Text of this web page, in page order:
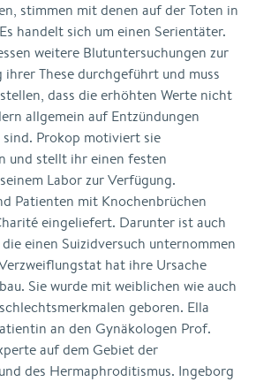
stimmen mit denen auf der Toten in
handelt sich um einen Serientäter.
weitere Blutuntersuchungen zur
ihrer These durchgeführt und muss
dass die erhöhten Werte nicht
allgemein auf Entzündungen
sind. Prokop motiviert sie
und stellt ihr einen festen
Labor zur Verfügung.
Patienten mit Knochenbrüchen
eingeliefert. Darunter ist auch
die einen Suizidversuch unternommen
hat ihre Ursache
Sie wurde mit weiblichen wie auch
geboren. Ella
an den Gynäkologen Prof.
auf dem Gebiet der
des Hermaphroditismus. Ingeborg